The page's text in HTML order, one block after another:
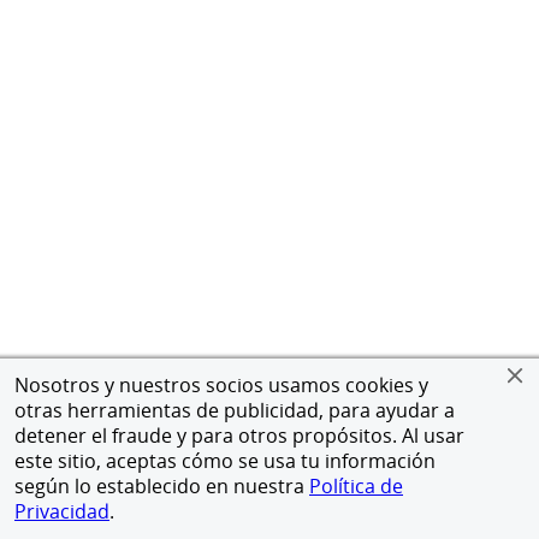
Nosotros y nuestros socios usamos cookies y
otras herramientas de publicidad, para ayudar a
detener el fraude y para otros propósitos. Al usar
este sitio, aceptas cómo se usa tu información
según lo establecido en nuestra Política de
Privacidad.